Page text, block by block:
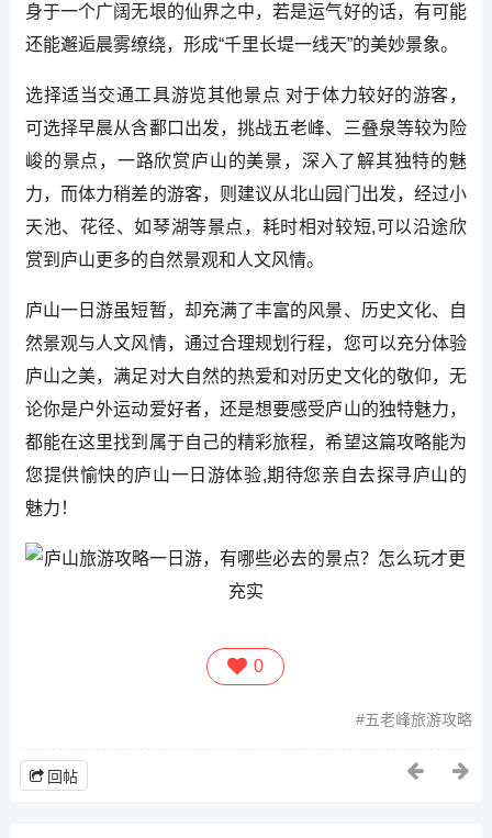
身于一个广阔无垠的仙界之中，若是运气好的话，有可能
还能邂逅晨雾缭绕，形成“千里长堤一线天”的美妙景象。
选择适当交通工具游览其他景点 对于体力较好的游客，
可选择早晨从含鄱口出发，挑战五老峰、三叠泉等较为险
峻的景点，一路欣赏庐山的美景，深入了解其独特的魅
力，而体力稍差的游客，则建议从北山园门出发，经过小
天池、花径、如琴湖等景点，耗时相对较短,可以沿途欣
赏到庐山更多的自然景观和人文风情。
庐山一日游虽短暂，却充满了丰富的风景、历史文化、自
然景观与人文风情，通过合理规划行程，您可以充分体验
庐山之美，满足对大自然的热爱和对历史文化的敬仰，无
论你是户外运动爱好者，还是想要感受庐山的独特魅力，
都能在这里找到属于自己的精彩旅程，希望这篇攻略能为
您提供愉快的庐山一日游体验,期待您亲自去探寻庐山的
魅力！
0
五老峰旅游攻略
回帖